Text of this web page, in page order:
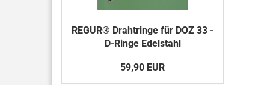
REGUR® Drahtringe für DOZ 33 -
D-Ringe Edelstahl
59,90 EUR